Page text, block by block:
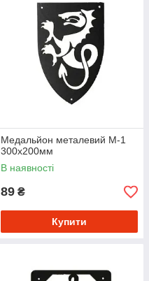
Медальйон металевий М-1
300х200мм
В наявності
89 ₴
Купити